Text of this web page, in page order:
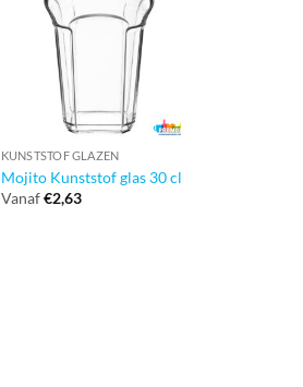
KUNSTSTOF GLAZEN
Mojito Kunststof glas 30 cl
Vanaf€2,63